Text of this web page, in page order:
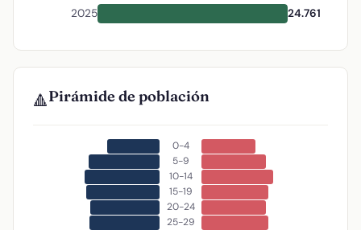
2025 24.761
🔺Pirámide de población
0-4
5-9
10-14
15-19
20-24
25-29